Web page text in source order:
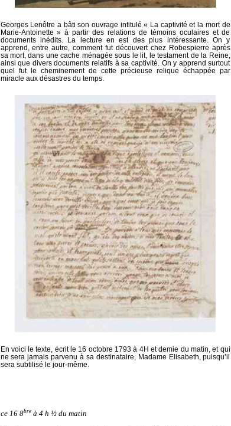
Georges Lenôtre a bâti son ouvrage intitulé « La captivité et la mort de
Marie-Antoinette » à partir des relations de témoins oculaires et de
documents inédits. La lecture en est des plus intéressante. On y
apprend, entre autre, comment fut découvert chez Robespierre après
sa mort, dans une cache ménagée sous le lit, le testament de la Reine,
ainsi que divers documents relatifs à sa captivité. On y apprend surtout
quel fut le cheminement de cette précieuse relique échappée par
miracle aux désastres du temps.
En voici le texte, écrit le 16 octobre 1793 à 4H et demie du matin, et qui
ne sera jamais parvenu à sa destinataire, Madame Elisabeth, puisqu’il
sera subtilisé le jour-même.
ce 16 8breà 4 h ½ du matin